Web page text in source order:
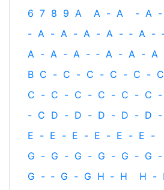
6 7 8 9 A A - A - A -
- A - A - A - A - ‐ A -
A - A - A - ‐ A - A - A
B C - C - C - C - C - C
C - C - C - C - C - C -
- C D - D - D - D - D -
E - E - E - E - E - E -
G - G - G - G - G - G -
G - ‐ G - G H ‐ H H -